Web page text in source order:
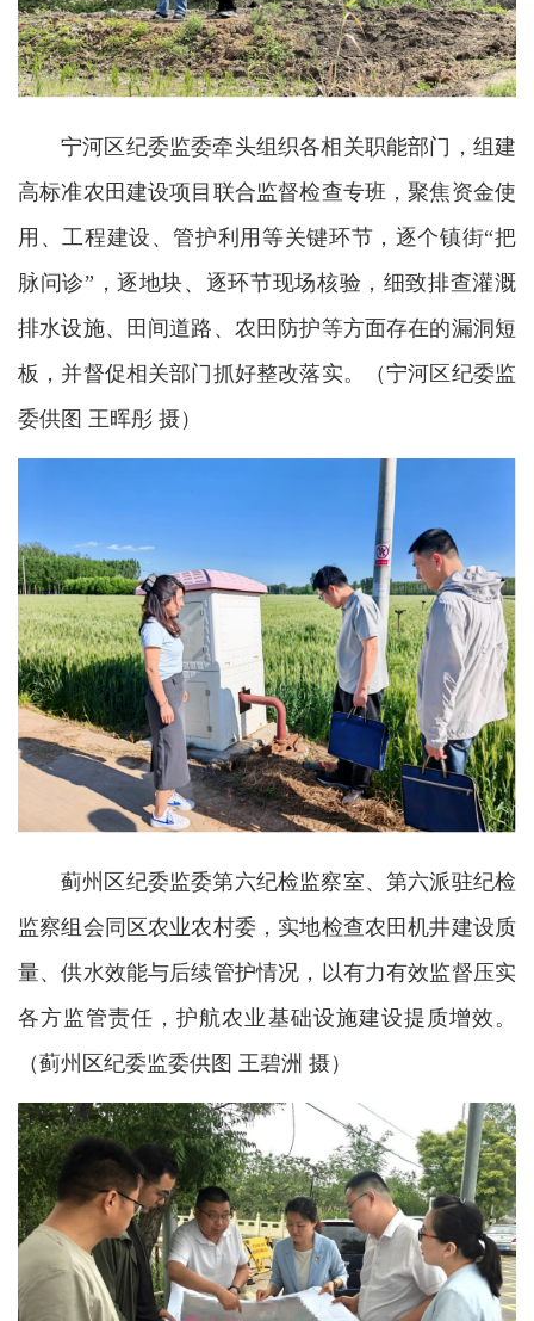
宁河区纪委监委牵头组织各相关职能部门，组建
高标准农田建设项目联合监督检查专班，聚焦资金使
用、工程建设、管护利用等关键环节，逐个镇街“把
脉问诊”，逐地块、逐环节现场核验，细致排查灌溉
排水设施、田间道路、农田防护等方面存在的漏洞短
板，并督促相关部门抓好整改落实。
（宁河区纪委监
委供图 王晖彤 摄）
蓟州区纪委监委第六纪检监察室、第六派驻纪检
监察组会同区农业农村委，实地检查农田机井建设质
量、供水效能与后续管护情况，以有力有效监督压实
各方监管责任，护航农业基础设施建设提质增效。
（蓟州区纪委监委供图 王碧洲 摄）